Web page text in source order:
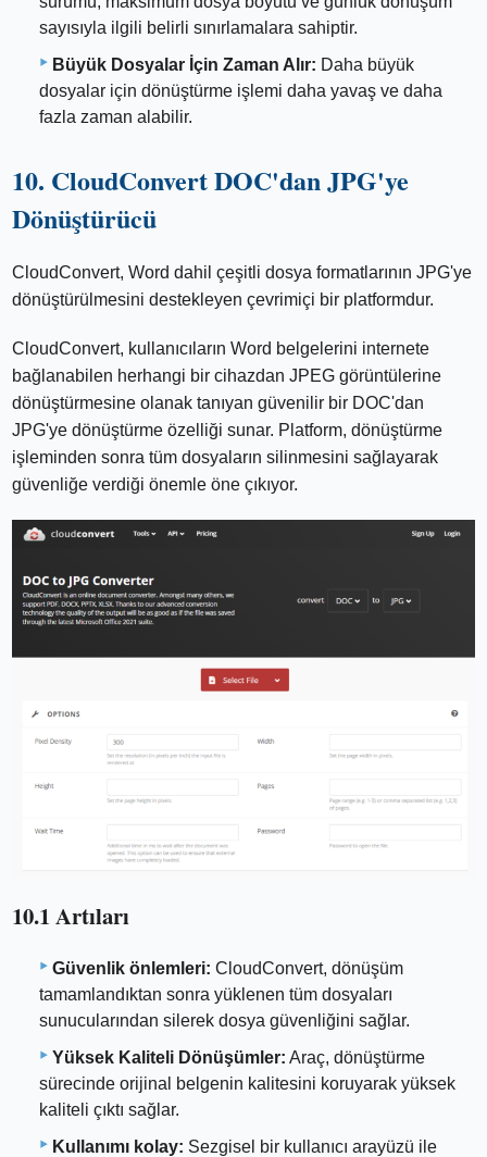
sayısıyla ilgili belirli sınırlamalara sahiptir.
Büyük Dosyalar İçin Zaman Alır: Daha büyük
dosyalar için dönüştürme işlemi daha yavaş ve daha
fazla zaman alabilir.
10. CloudConvert DOC'dan JPG'ye
Dönüştürücü
CloudConvert, Word dahil çeşitli dosya formatlarının JPG'ye
dönüştürülmesini destekleyen çevrimiçi bir platformdur.
CloudConvert, kullanıcıların Word belgelerini internete
bağlanabilen herhangi bir cihazdan JPEG görüntülerine
dönüştürmesine olanak tanıyan güvenilir bir DOC'dan
JPG'ye dönüştürme özelliği sunar. Platform, dönüştürme
işleminden sonra tüm dosyaların silinmesini sağlayarak
güvenliğe verdiği önemle öne çıkıyor.
10.1 Artıları
Güvenlik önlemleri: CloudConvert, dönüşüm
tamamlandıktan sonra yüklenen tüm dosyaları
sunucularından silerek dosya güvenliğini sağlar.
Yüksek Kaliteli Dönüşümler: Araç, dönüştürme
sürecinde orijinal belgenin kalitesini koruyarak yüksek
kaliteli çıktı sağlar.
Kullanımı kolay: Sezgisel bir kullanıcı arayüzü ile